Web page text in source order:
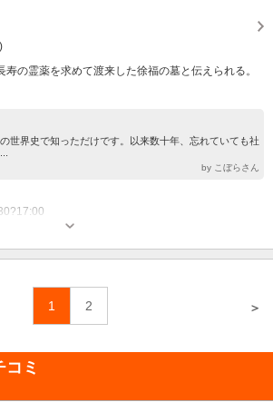
の霊薬を求めて渡来した徐福の墓と伝えられる。
世界史で知っただけです。以来数十年、忘れていても社
by こぼらさん
1 2 ＞
ミ